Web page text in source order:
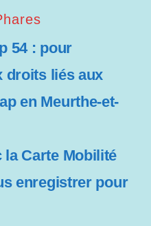
54 : pour
droits liés aux
en Meurthe-et-
Carte Mobilité
enregistrer pour